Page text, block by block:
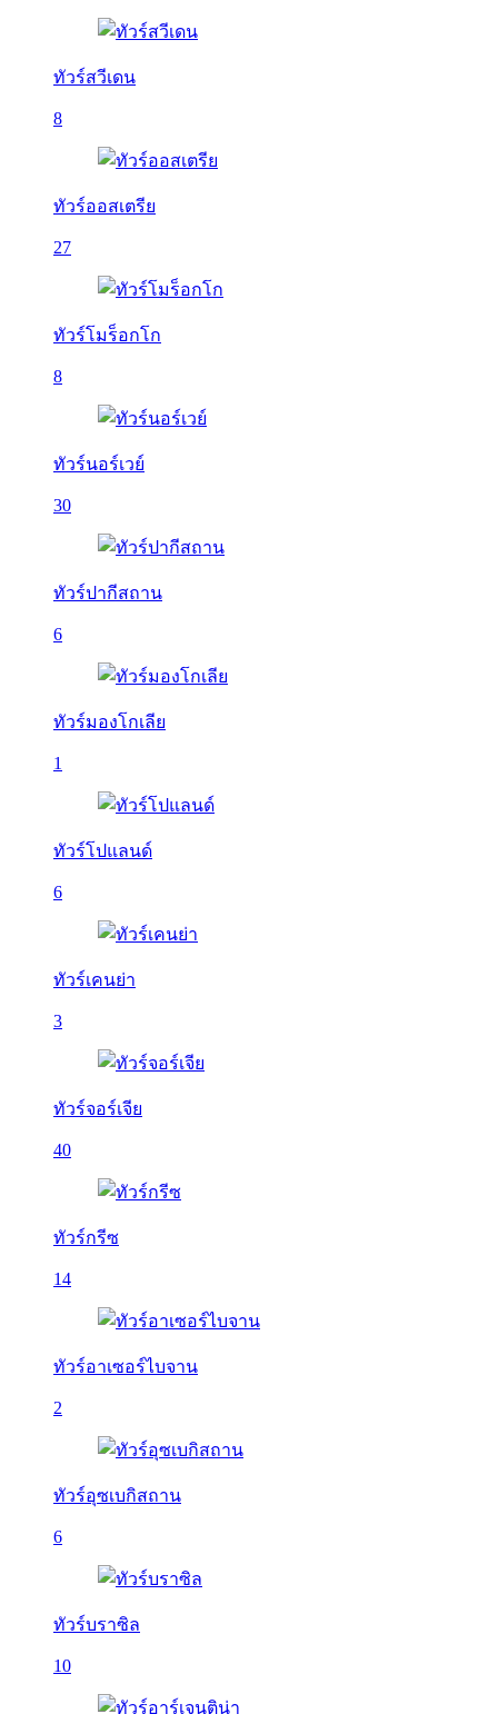
ทัวร์สวีเดน
8
ทัวร์ออสเตรีย
27
ทัวร์โมร็อกโก
8
ทัวร์นอร์เวย์
30
ทัวร์ปากีสถาน
6
ทัวร์มองโกเลีย
1
ทัวร์โปแลนด์
6
ทัวร์เคนย่า
3
ทัวร์จอร์เจีย
40
ทัวร์กรีซ
14
ทัวร์อาเซอร์ไบจาน
2
ทัวร์อุซเบกิสถาน
6
ทัวร์บราซิล
10